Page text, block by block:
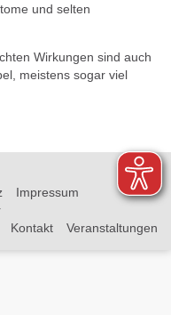
und selten
Wirkungen sind auch
meistens sogar viel
Impressum
Kontakt Veranstaltungen